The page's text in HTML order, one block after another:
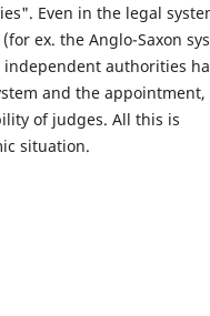
Even in the legal
ex. the Anglo-Saxon
authorities
and the appointment,
of judges. All this is
situation.